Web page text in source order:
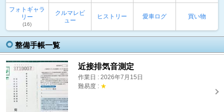
フォトギャラ
リー
(16)
クルマレビ
ュー
ヒストリー 愛車ログ 買い物
整備手帳一覧
近接排気音測定
作業日 : 2026年7月15日
難易度 : ★